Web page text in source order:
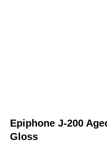
Epiphone J-200
Gloss